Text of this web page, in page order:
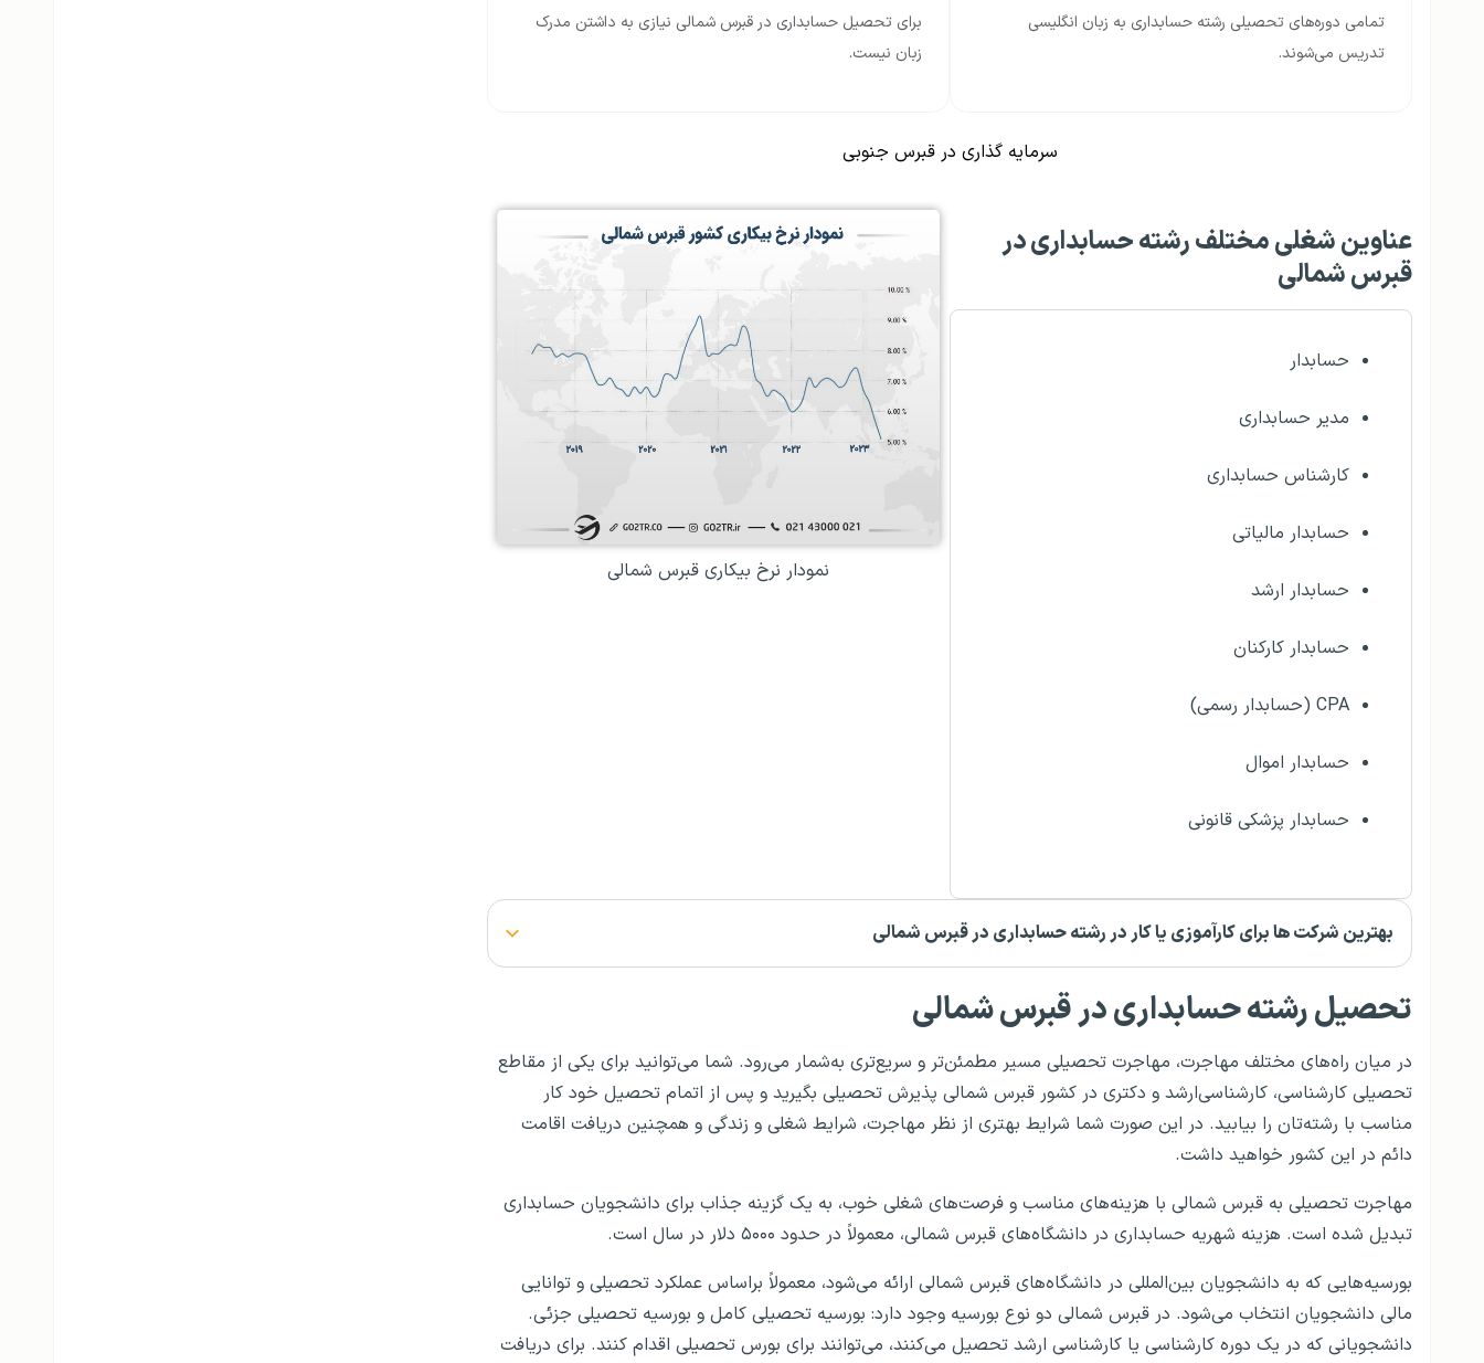
تمامی دوره‌های تحصیلی رشته حسابداری به زبان انگلیسی
تدریس می‌شوند.
برای تحصیل حسابداری در قبرس شمالی نیازی به داشتن مدرک
زبان نیست.
سرمایه گذاری در قبرس جنوبی
عناوین شغلی مختلف رشته حسابداری در
قبرس شمالی
حسابدار
مدیر حسابداری
کارشناس حسابداری
حسابدار مالیاتی
حسابدار ارشد
حسابدار کارکنان
CPA (حسابدار رسمی)
حسابدار اموال
حسابدار پزشکی قانونی
نمودار نرخ بیکاری قبرس شمالی
بهترین شرکت ها برای کارآموزی یا کار در رشته حسابداری در قبرس شمالی
تحصیل رشته حسابداری در قبرس شمالی
در میان راه‌های مختلف مهاجرت، مهاجرت تحصیلی مسیر مطمئن‌تر و سریع‌تری به‌شمار می‌رود. شما می‌توانید برای یکی از مقاطع
تحصیلی کارشناسی، کارشناسی‌ارشد و دکتری در کشور قبرس شمالی پذیرش تحصیلی بگیرید و پس از اتمام تحصیل خود کار
مناسب با رشته‌تان را بیابید. در این صورت شما شرایط بهتری از نظر مهاجرت، شرایط شغلی و زندگی و همچنین دریافت اقامت
دائم در این کشور خواهید داشت.
مهاجرت تحصیلی به قبرس شمالی با هزینه‌های مناسب و فرصت‌های شغلی خوب، به یک گزینه جذاب برای دانشجویان حسابداری
تبدیل شده است. هزینه شهریه حسابداری در دانشگاه‌های قبرس شمالی، معمولاً در حدود ۵۰۰۰ دلار در سال است.
بورسیه‌هایی که به دانشجویان بین‌المللی در دانشگاه‌های قبرس شمالی ارائه می‌شود، معمولاً براساس عملکرد تحصیلی و توانایی
مالی دانشجویان انتخاب می‌شود. در قبرس شمالی دو نوع بورسیه وجود دارد: بورسیه تحصیلی کامل و بورسیه تحصیلی جزئی.
دانشجویانی که در یک دوره کارشناسی یا کارشناسی ارشد تحصیل می‌کنند، می‌توانند برای بورس تحصیلی اقدام کنند. برای دریافت